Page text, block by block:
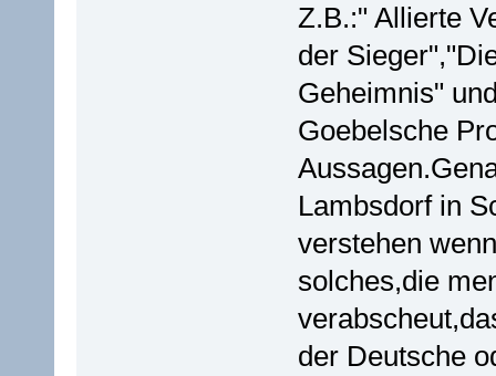
Z.B.:" Allierte
der
Geheimnis"
Goebelsche
Lambsdorf in
verstehen
solches,die
der Deutsche